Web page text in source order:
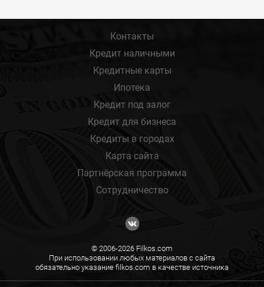
Контакты
Кредит наличными
Кредитные карты
Ипотека
Кредит под залог
Кредит для бизнеса
Кредиты в городах
Карта сайта
Партнёрская программа
Сотрудничество
© 2006-2026 Filkos.com
При использовании любых материалов с сайта
обязательно указание filkos.com в качестве источника